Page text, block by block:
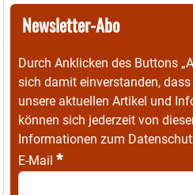
Newsletter-Abo
Durch Anklicken des Buttons
sich damit einverstanden,
unsere aktuellen Artikel und
können sich jederzeit von
Informationen zum
E-Mail *